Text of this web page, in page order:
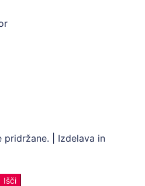
| Izdelava in
Išči